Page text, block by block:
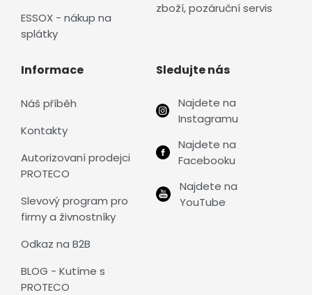
ESSOX - nákup na
splátky
zboží, pozáruční servis
Informace
Náš příběh
Kontakty
Autorizovaní prodejci
PROTECO
Slevový program pro
firmy a živnostníky
Odkaz na B2B
BLOG - Kutíme s
PROTECO
Sledujte nás
Najdete na
Instagramu
Najdete na
Facebooku
Najdete na
YouTube